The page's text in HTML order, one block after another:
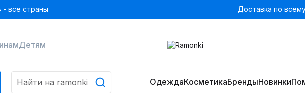
- все страны Доставка по
Детям
ОдеждаКосметикаБрендыНовинки